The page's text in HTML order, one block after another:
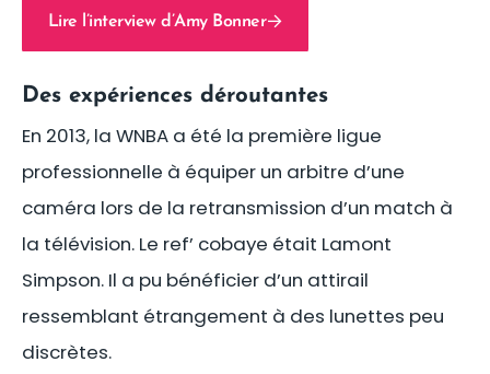
Lire l’interview d’Amy Bonner
Des expériences déroutantes
En 2013, la WNBA a été la première ligue
professionnelle à équiper un arbitre d’une
caméra lors de la retransmission d’un match à
la télévision. Le ref’ cobaye était Lamont
Simpson. Il a pu bénéficier d’un attirail
ressemblant étrangement à des lunettes peu
discrètes.